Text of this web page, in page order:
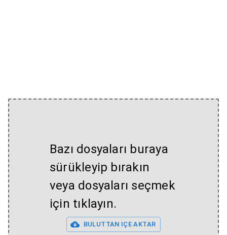
Bazı dosyaları buraya
sürükleyip bırakın
veya dosyaları seçmek
için tıklayın.
BULUTTAN IÇE AKTAR